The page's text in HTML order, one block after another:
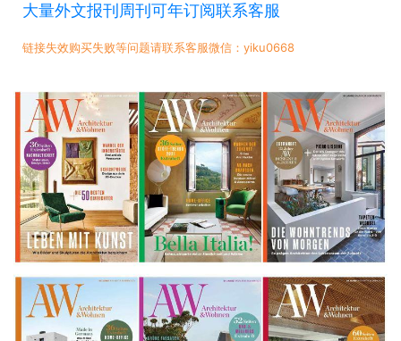
大量外文报刊周刊可年订阅联系客服
链接失效购买失败等问题请联系客服微信：yiku0668